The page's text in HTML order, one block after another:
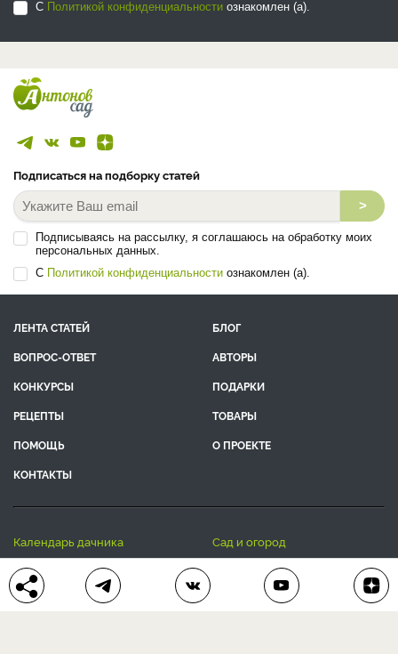
С Политикой конфиденциальности ознакомлен (а).
Подписаться на подборку статей
>
Подписываясь на рассылку, я соглашаюсь на обработку моих
персональных данных.
С Политикой конфиденциальности ознакомлен (а).
ЛЕНТА СТАТЕЙ
БЛОГ
ВОПРОС-ОТВЕТ
АВТОРЫ
КОНКУРСЫ
ПОДАРКИ
РЕЦЕПТЫ
ТОВАРЫ
ПОМОЩЬ
О ПРОЕКТЕ
КОНТАКТЫ
календарь дачника
сад и огород
цветы и растения
дачный дизайн
хозяйственные дела
полезные рецепты